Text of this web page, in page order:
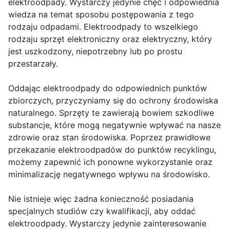
elektroodpady. Wystarczy jedynie chęć i odpowiednia
wiedza na temat sposobu postępowania z tego
rodzaju odpadami. Elektroodpady to wszelkiego
rodzaju sprzęt elektroniczny oraz elektryczny, który
jest uszkodzony, niepotrzebny lub po prostu
przestarzały.
Oddając elektroodpady do odpowiednich punktów
zbiorczych, przyczyniamy się do ochrony środowiska
naturalnego. Sprzęty te zawierają bowiem szkodliwe
substancje, które mogą negatywnie wpływać na nasze
zdrowie oraz stan środowiska. Poprzez prawidłowe
przekazanie elektroodpadów do punktów recyklingu,
możemy zapewnić ich ponowne wykorzystanie oraz
minimalizację negatywnego wpływu na środowisko.
Nie istnieje więc żadna konieczność posiadania
specjalnych studiów czy kwalifikacji, aby oddać
elektroodpady. Wystarczy jedynie zainteresowanie